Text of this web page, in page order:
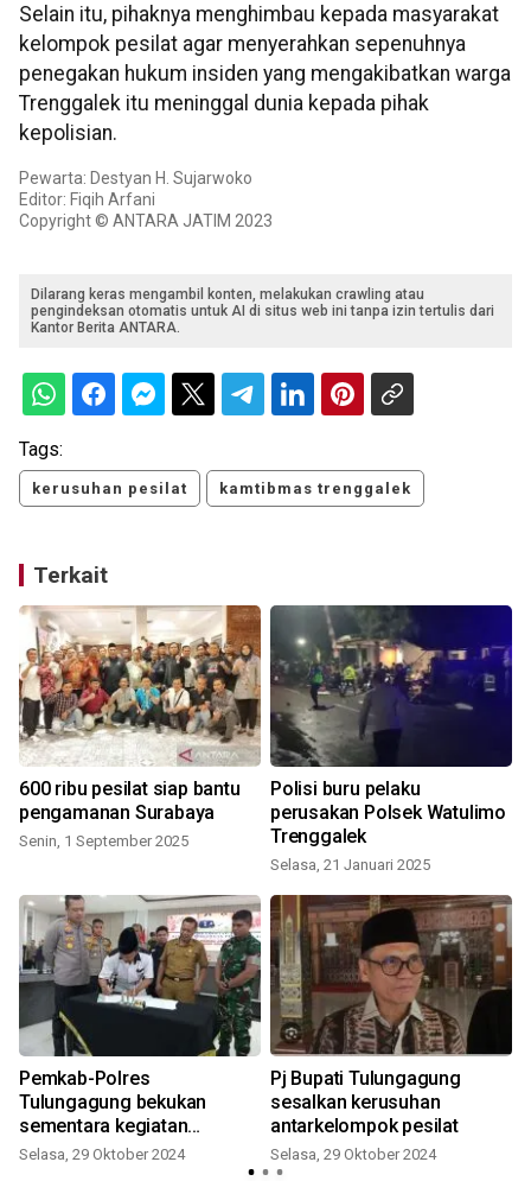
Selain itu, pihaknya menghimbau kepada masyarakat
kelompok pesilat agar menyerahkan sepenuhnya
penegakan hukum insiden yang mengakibatkan warga
Trenggalek itu meninggal dunia kepada pihak
kepolisian.
Pewarta: Destyan H. Sujarwoko
Editor: Fiqih Arfani
Copyright © ANTARA JATIM 2023
Dilarang keras mengambil konten, melakukan crawling atau
pengindeksan otomatis untuk AI di situs web ini tanpa izin tertulis dari
Kantor Berita ANTARA.
Tags:
kerusuhan pesilat kamtibmas trenggalek
Terkait
600 ribu pesilat siap bantu
pengamanan Surabaya
Senin, 1 September 2025
Polisi buru pelaku
perusakan Polsek Watulimo
Trenggalek
Selasa, 21 Januari 2025
Pemkab-Polres
Tulungagung bekukan
sementara kegiatan
perguruan silat
Selasa, 29 Oktober 2024
Pj Bupati Tulungagung
sesalkan kerusuhan
antarkelompok pesilat
Selasa, 29 Oktober 2024